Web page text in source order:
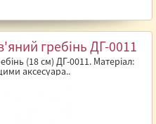
гребінь ДГ-0011
(18 см) ДГ-0011. Матеріал:
аксесуара..